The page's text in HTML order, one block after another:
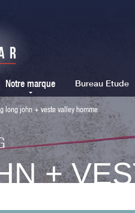
Notre marque Bureau Etude
long john + veste valley homme
+